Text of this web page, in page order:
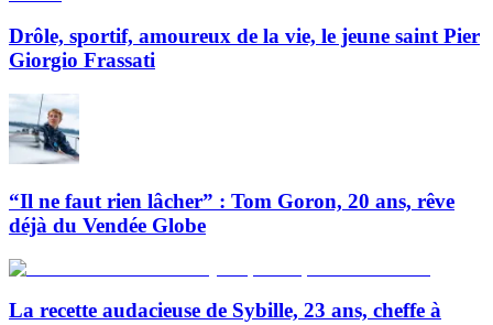
Drôle, sportif, amoureux de la vie, le jeune saint Pier
Giorgio Frassati
“Il ne faut rien lâcher” : Tom Goron, 20 ans, rêve
déjà du Vendée Globe
La recette audacieuse de Sybille, 23 ans, cheffe à